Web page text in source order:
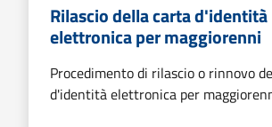
Rilascio della carta d'identità
elettronica per maggiorenni
Procedimento di rilascio o rinnovo
d'identità elettronica per